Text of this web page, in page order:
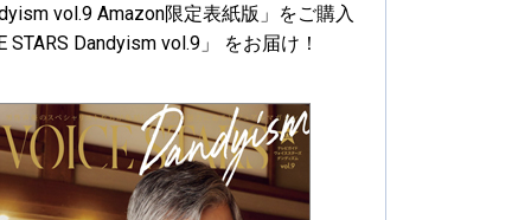
vol.9 Amazon限定表紙版」をご購入
Dandyism vol.9」 をお届け！